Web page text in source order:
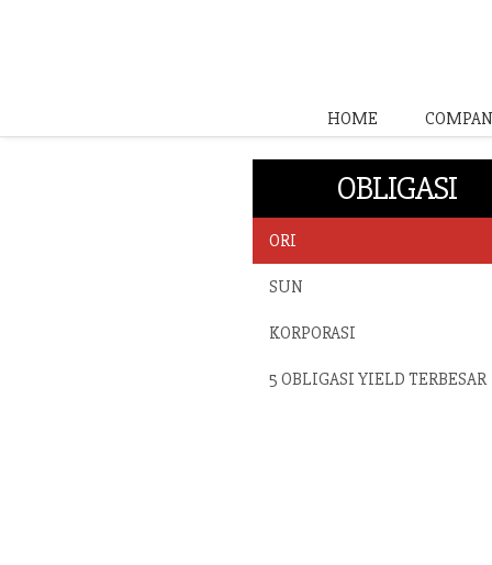
HOME
OBLIGASI
ORI
SUN
KORPORASI
5 OBLIGASI YIELD TERBESAR